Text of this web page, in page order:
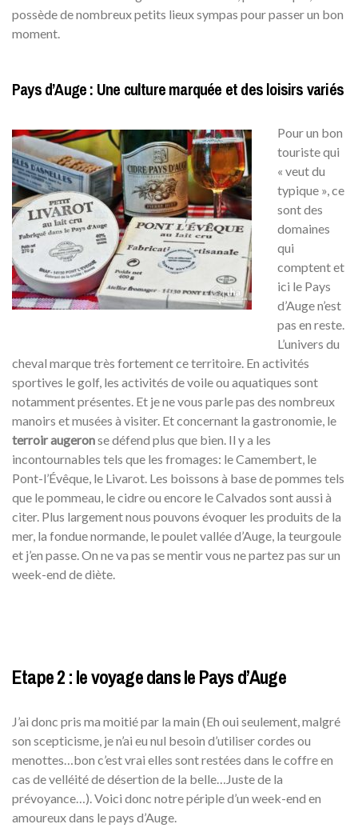
possède de nombreux petits lieux sympas pour passer un bon
moment.
Pays d’Auge : Une culture marquée et des loisirs variés
Pour un bon
touriste qui
« veut du
typique », ce
sont des
domaines
qui
comptent et
ici le Pays
d’Auge n’est
pas en reste.
L’univers du
cheval marque très fortement ce territoire. En activités
sportives le golf, les activités de voile ou aquatiques sont
notamment présentes. Et je ne vous parle pas des nombreux
manoirs et musées à visiter. Et concernant la gastronomie, le
terroir augeronse défend plus que bien. Il y a les
incontournables tels que les fromages: le Camembert, le
Pont-l’Évêque, le Livarot. Les boissons à base de pommes tels
que le pommeau, le cidre ou encore le Calvados sont aussi à
citer. Plus largement nous pouvons évoquer les produits de la
mer, la fondue normande, le poulet vallée d’Auge, la teurgoule
et j’en passe. On ne va pas se mentir vous ne partez pas sur un
week-end de diète.
Etape 2 : le voyage dans le Pays d’Auge
J’ai donc pris ma moitié par la main (Eh oui seulement, malgré
son scepticisme, je n’ai eu nul besoin d’utiliser cordes ou
menottes…bon c’est vrai elles sont restées dans le coffre en
cas de velléité de désertion de la belle…Juste de la
prévoyance…). Voici donc notre périple d’un week-end en
amoureux dans le pays d’Auge.